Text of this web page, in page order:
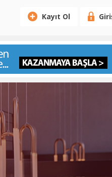
Kayıt Ol